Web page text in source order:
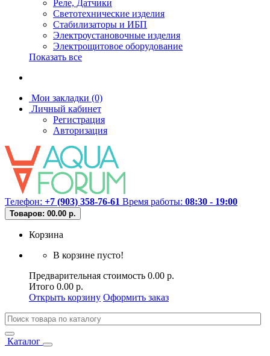
Реле, Датчики
Светотехнические изделия
Стабилизаторы и ИБП
Электроустановочные изделия
Электрощитовое оборудование
Показать все
Мои закладки (0)
Личный кабинет
Регистрация
Авторизация
Телефон: +7 (903) 358-76-61 Время работы: 08:30 - 19:00
Товаров: 00.00 р.
Корзина
В корзине пусто!
Предварительная стоимость 0.00 р.
Итого 0.00 р.
Открыть корзину Оформить заказ
Каталог